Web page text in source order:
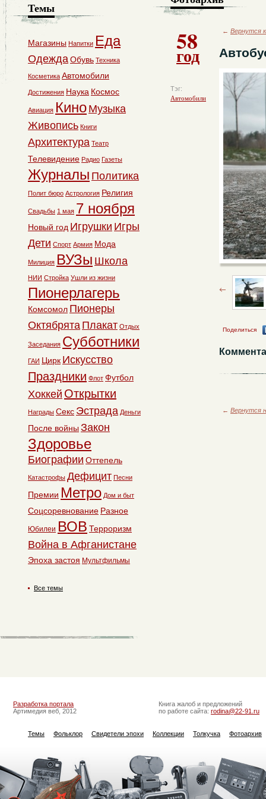
58
год
Тэг:
Автомобили
← Вернутся
Поделиться
← Вернутся
Темы
Магазины Напитки Еда
ОдеждаОбувь Техника
Косметика Автомобили
Достижения Наука Космос
Авиация Кино Музыка
Живопись Книги
Архитектура Театр
Телевидение Радио Газеты
Журналы Политика
Полит бюро Астрология Религия
Свадьбы 1 мая 7 ноября
Новый год Игрушки Игры
Дети Спорт Армия Мода
Милиция ВУЗы Школа
НИИ Стройка Ушли из жизни
Пионерлагерь
Комсомол Пионеры
Октябрята Плакат Отдых
Заседания Субботники
ГАИ Цирк Искусство
Праздники Флот Футбол
Хоккей Открытки
Награды Секс Эстрада Деньги
После войны Закон
Здоровье
Биографии Оттепель
Катастрофы Дефицит Песни
Премии Метро Дом и быт
Соцсоревнование Разное
Юбилеи ВОВ Терроризм
Война в Афганистане
Эпоха застоя Мультфильмы
Все темы
Разработка портала
Артимедия веб, 2012
Книга жалоб и предложений
по работе сайта: rodina@22-91.ru
Темы Фольклор Свидетели эпохи Коллекции Толкучка Фотоархив